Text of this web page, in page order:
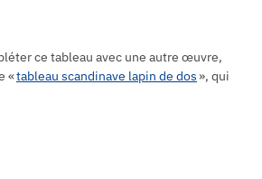
ce tableau avec une autre œuvre,
«tableau scandinave lapin de dos », qui